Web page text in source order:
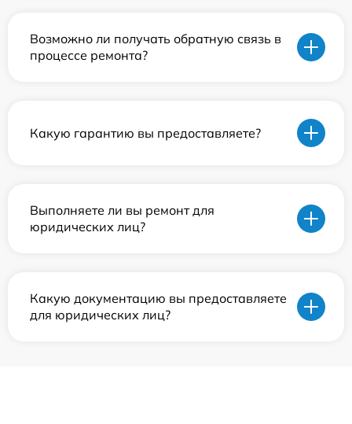
Возможно ли получать обратную связь в
процессе ремонта?
Какую гарантию вы предоставляете?
Выполняете ли вы ремонт для
юридических лиц?
Какую документацию вы предоставляете
для юридических лиц?